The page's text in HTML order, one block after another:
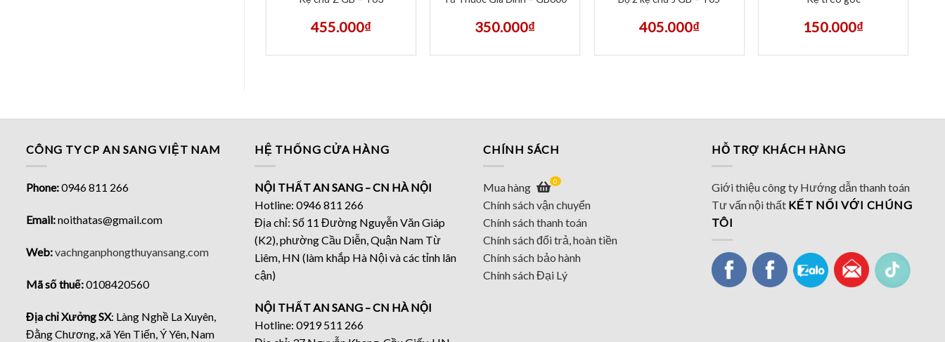
455.000₫ 350.000₫ 405.000₫ 150.000₫
CÔNG TY CP AN SANG VIỆT NAM
Phone:0946 811 266
Email:noithatas@gmail.com
Web:vachnganphongthuyansang.com
Mã số thuế:0108420560
Địa chỉ Xưởng SX: Làng Nghề La Xuyên,
Đằng Chương, xã Yên Tiến, Ý Yên, Nam
HỆ THỐNG CỬA HÀNG
NỘI THẤT AN SANG – CN HÀ NỘI
Hotline: 0946 811 266
Địa chỉ: Số 11 Đường Nguyễn Văn Giáp
(K2), phường Cầu Diễn, Quận Nam Từ
Liêm, HN (làm khắp Hà Nội và các tỉnh lân
cận)
NỘI THẤT AN SANG – CN HÀ NỘI
Hotline: 0919 511 266
CHÍNH SÁCH
Mua hàng 0
Chính sách vận chuyển
Chính sách thanh toán
Chính sách đổi trả, hoàn tiền
Chính sách bảo hành
Chính sách Đại Lý
HỖ TRỢ KHÁCH HÀNG
Giới thiệu công ty Hướng dẫn thanh toán
Tư vấn nội thất KẾT NỐI VỚI CHÚNG
TÔI